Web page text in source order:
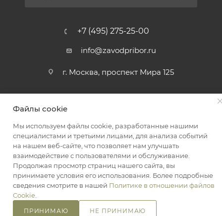
+7 (495) 275-25-00
info@zavodpribor.ru
г. Москва, проспект Мира 125
2016-2026 © ЗаводПрибор - Измерительные приборы
Оферта
Конфиденциальность
Файлы cookie
Мы используем файлы cookie, разработанные нашими
специалистами и третьими лицами, для анализа событий
на нашем веб-сайте, что позволяет нам улучшать
взаимодействие с пользователями и обслуживание.
Продолжая просмотр страниц нашего сайта, вы
принимаете условия его использования. Более подробные
сведения смотрите в нашей Политике в отношении файлов
Cookie
ПРИНИМАЮ НЕ ПРИНИМАЮ